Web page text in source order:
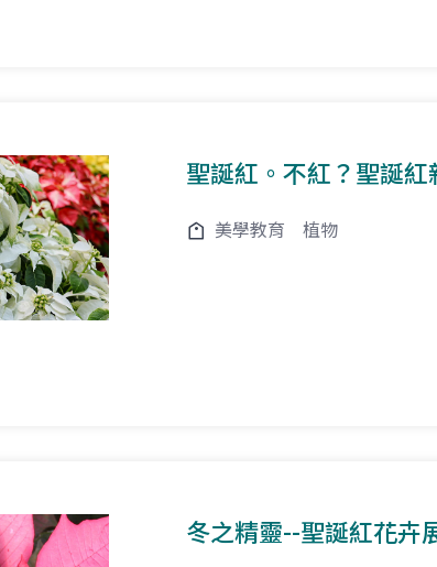
聖誕紅。不紅？聖誕紅
美學教育 植物
冬之精靈--聖誕紅花卉